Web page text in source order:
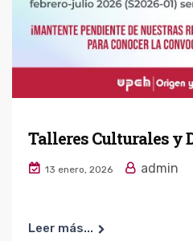
Talleres Culturales y
13 enero, 2026 admin
Leer más...